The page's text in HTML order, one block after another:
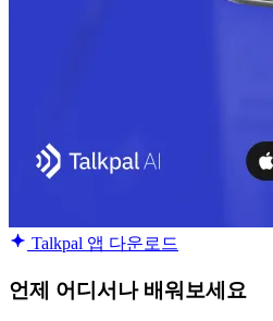
Talkpal 앱 다운로드
언제 어디서나 배워보세요